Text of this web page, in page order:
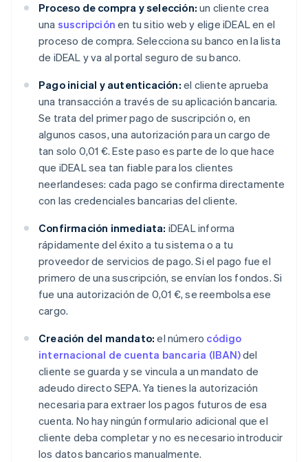
Proceso de compra y selección: un cliente crea
una suscripción en tu sitio web y elige iDEAL en el
proceso de compra. Selecciona su banco en la lista
de iDEAL y va al portal seguro de su banco.
Pago inicial y autenticación: el cliente aprueba
una transacción a través de su aplicación bancaria.
Se trata del primer pago de suscripción o, en
algunos casos, una autorización para un cargo de
tan solo 0,01 €. Este paso es parte de lo que hace
que iDEAL sea tan fiable para los clientes
neerlandeses: cada pago se confirma directamente
con las credenciales bancarias del cliente.
Confirmación inmediata: iDEAL informa
rápidamente del éxito a tu sistema o a tu
proveedor de servicios de pago. Si el pago fue el
primero de una suscripción, se envían los fondos. Si
fue una autorización de 0,01 €, se reembolsa ese
cargo.
Creación del mandato: el número código
internacional de cuenta bancaria (IBAN)del
cliente se guarda y se vincula a un mandato de
adeudo directo SEPA. Ya tienes la autorización
necesaria para extraer los pagos futuros de esa
cuenta. No hay ningún formulario adicional que el
cliente deba completar y no es necesario introducir
los datos bancarios manualmente.